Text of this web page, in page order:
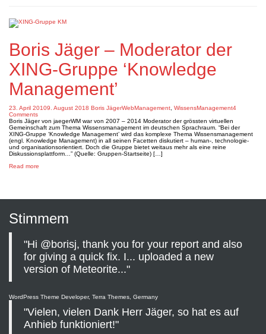
Boris Jäger – Moderator der
XING-Gruppe ‘Knowledge
Management’
23. April 20109. August 2018 Boris JägerWebManagement WissensManagement4
Commentson
4s
Boris Jäger von jaegerWM war von 2007 – 2014 Moderator der grössten virtuellen
Gemeinschaft zum Thema Wissensmanagement im deutschen Sprachraum. “Bei der
XING-Gruppe ‘Knowledge Management’ wird das komplexe Thema Wissensmanagement
(engl. Knowledge Management) in all seinen Facetten diskutiert – human-, technologie-
und organisationsorientiert. Doch die Gruppe bietet weitaus mehr als eine reine
Diskussionsplattform…” (Quelle: Gruppen-Startseite) […]
Read more
der
‘Knowledge
Management’
Stimmem
"Hi @borisj, thank you for your report and also
for giving a quick fix. I... uploaded a new
version of Meteorite..."
WordPress Theme Developer, Terra Themes, Germany
"Vielen, vielen Dank Herr Jäger, so hat es auf
Anhieb funktioniert!"